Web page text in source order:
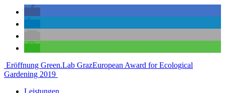
Beitragsnavigation
Eröffnung Green.Lab GrazEuropean Award for Ecological
Gardening 2019
Leistungen